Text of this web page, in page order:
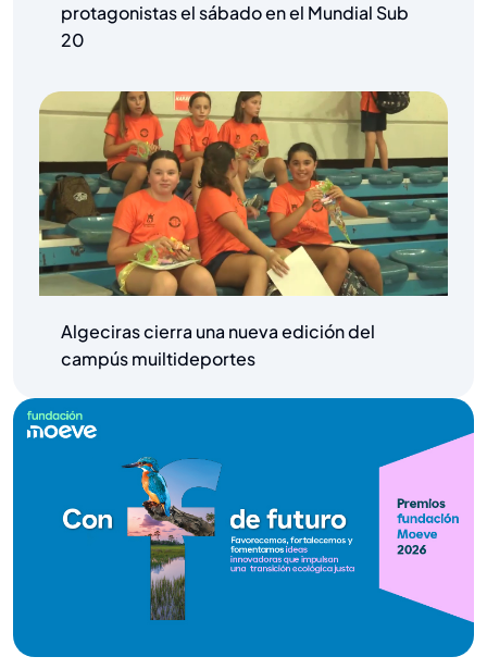
protagonistas el sábado en el Mundial Sub
20
Algeciras cierra una nueva edición del
campús muiltideportes